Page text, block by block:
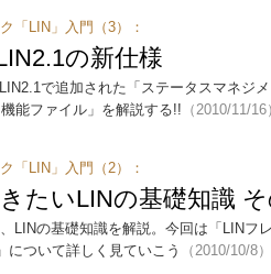
「LIN」入門（3）：
の新仕様
で追加された「ステータスマネジ
能ファイル」を解説する!! （2010/11/16
「LIN」入門（2）：
たいLINの基礎知識
LINの基礎知識を解説。今回は「LINフ
について詳しく見ていこう
（2010/10/8）